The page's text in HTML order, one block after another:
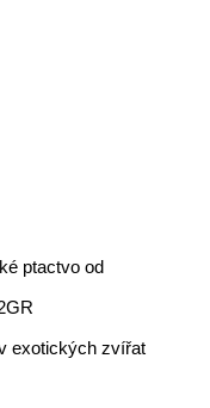
ptactvo od
exotických zvířat